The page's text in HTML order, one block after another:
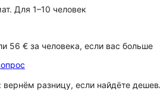
Для 1–10 человек
56 € за человека, если вас больше
вернём разницу, если найдёте